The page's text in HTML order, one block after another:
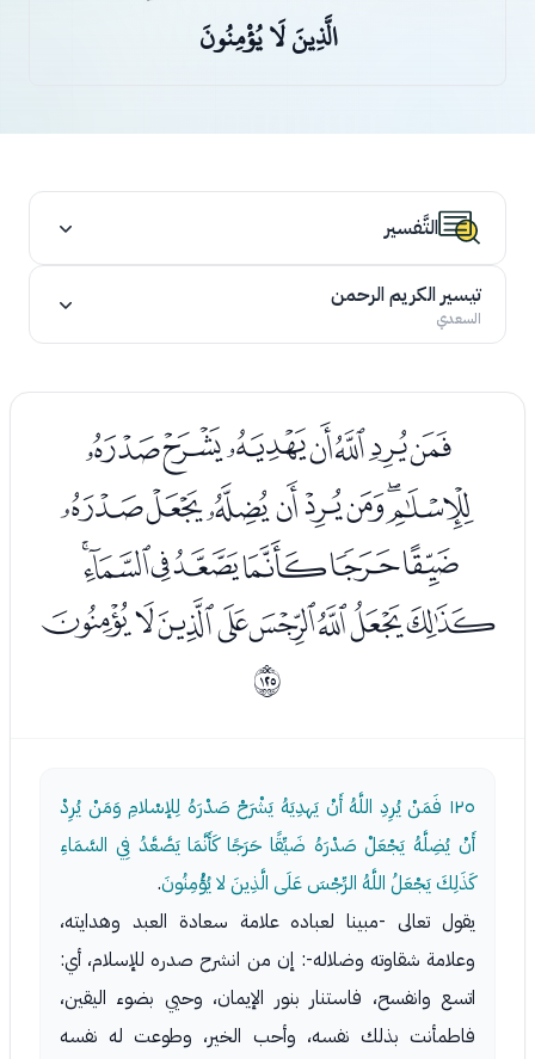
الَّذِينَ لَا يُؤْمِنُونَ
التَّفسير
تيسير الكريم الرحمن
السعدي
ﭑﭒﭓﭔﭕﭖﭗ
ﭘﭙﭚﭛﭜﭝﭞﭟ
ﭠﭡﭢﭣﭤﭥﭦ
ﭧﭨﭩﭪﭫﭬﭭﭮ
ﱼ
١٢٥ فَمَنْ يُرِدِ اللَّهُ أَنْ يَهدِيَهُ يَشْرَحْ صَدْرَهُ لِلإسْلامِ وَمَنْ يُرِدْ
أَنْ يُضِلَّهُ يَجْعَلْ صَدْرَهُ ضَيِّقًا حَرَجًا كَأَنَّمَا يَصَّعَّدُ فِي السَّمَاءِ
كَذَلِكَ يَجْعَلُ اللَّهُ الرِّجْسَ عَلَى الَّذِينَ لا يُؤْمِنُونَ.
يقول تعالى -مبينا لعباده علامة سعادة العبد وهدايته،
وعلامة شقاوته وضلاله-: إن من انشرح صدره للإسلام، أي:
اتسع وانفسح، فاستنار بنور الإيمان، وحيي بضوء اليقين،
فاطمأنت بذلك نفسه، وأحب الخير، وطوعت له نفسه